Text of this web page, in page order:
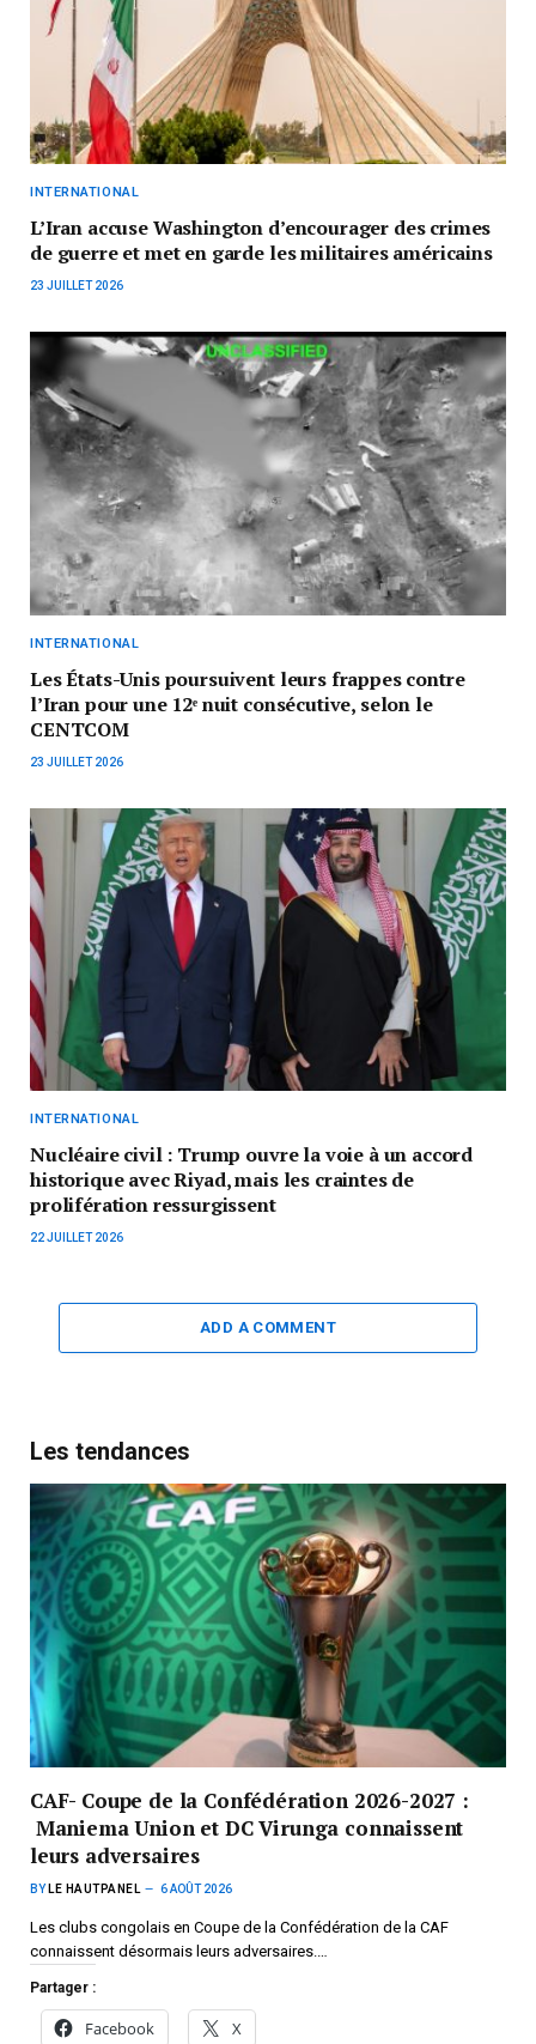
INTERNATIONAL
L’Iran accuse Washington d’encourager des crimes
de guerre et met en garde les militaires américains
23 JUILLET 2026
INTERNATIONAL
Les États-Unis poursuivent leurs frappes contre
l’Iran pour une 12ᵉ nuit consécutive, selon le
CENTCOM
23 JUILLET 2026
INTERNATIONAL
Nucléaire civil : Trump ouvre la voie à un accord
historique avec Riyad, mais les craintes de
prolifération ressurgissent
22 JUILLET 2026
ADD A COMMENT
Les tendances
CAF- Coupe de la Confédération 2026-2027 :
Maniema Union et DC Virunga connaissent
leurs adversaires
BY LE HAUTPANEL 6 AOÛT 2026
Les clubs congolais en Coupe de la Confédération de la CAF
connaissent désormais leurs adversaires.…
Partager :
Facebook X